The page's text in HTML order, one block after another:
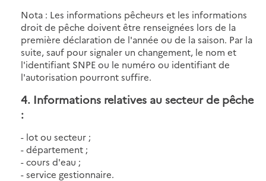
Nota : Les informations pêcheurs et les informations
droit de pêche doivent être renseignées lors de la
première déclaration de l'année ou de la saison. Par la
suite, sauf pour signaler un changement, le nom et
l'identifiant SNPE ou le numéro ou identifiant de
l'autorisation pourront suffire.
4. Informations relatives au secteur de pêche
:
- lot ou secteur ;
- département ;
- cours d'eau ;
- service gestionnaire.